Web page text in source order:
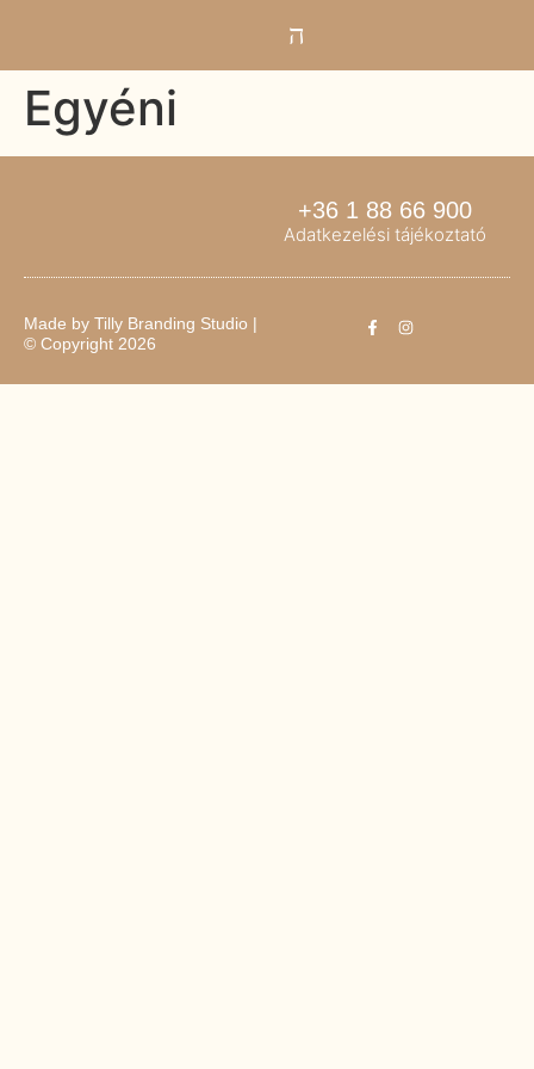
Egyéni
+36 1 88 66 900
Adatkezelési tájékoztató
Made by Tilly Branding Studio |
© Copyright 2026